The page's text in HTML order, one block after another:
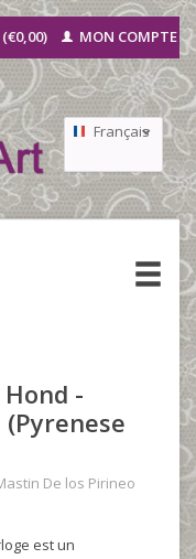
(€0,00) MON COMPTE
Français
Nederlands
-
De los Pirineo
est un